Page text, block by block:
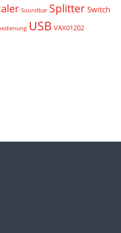
Soundbar Splitter Switch
USB VAX01202